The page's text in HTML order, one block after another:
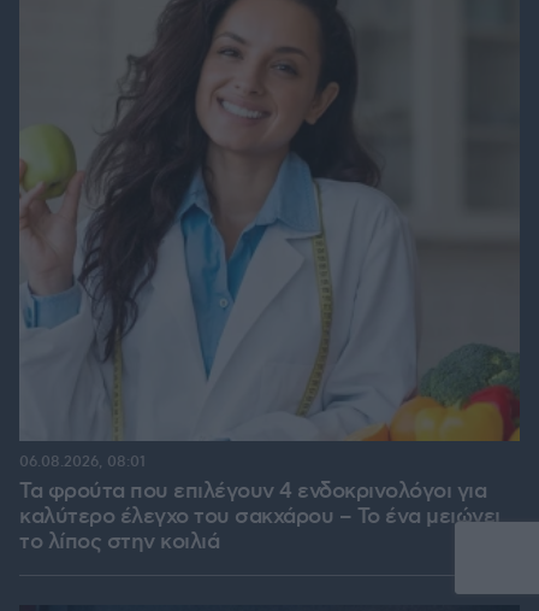
Τα φρούτα που επιλέγουν 4 ενδοκρινολόγοι για
καλύτερο έλεγχο του σακχάρου – Το ένα μειώνει
το λίπος στην κοιλιά
06.08.2026, 08:01